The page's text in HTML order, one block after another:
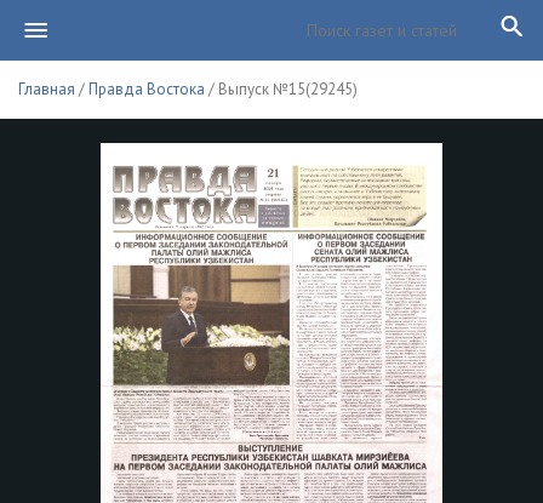
Главная /Правда Востока / Выпуск №15(29245)